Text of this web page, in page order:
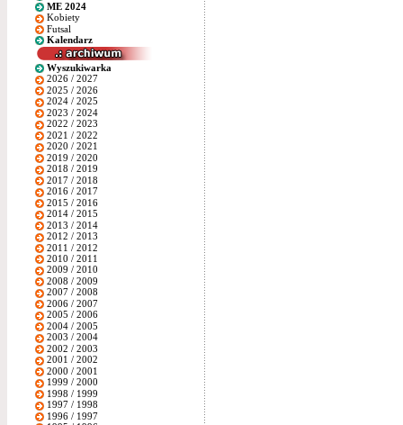
ME 2024
Kobiety
Futsal
Kalendarz
Wyszukiwarka
2026 / 2027
2025 / 2026
2024 / 2025
2023 / 2024
2022 / 2023
2021 / 2022
2020 / 2021
2019 / 2020
2018 / 2019
2017 / 2018
2016 / 2017
2015 / 2016
2014 / 2015
2013 / 2014
2012 / 2013
2011 / 2012
2010 / 2011
2009 / 2010
2008 / 2009
2007 / 2008
2006 / 2007
2005 / 2006
2004 / 2005
2003 / 2004
2002 / 2003
2001 / 2002
2000 / 2001
1999 / 2000
1998 / 1999
1997 / 1998
1996 / 1997